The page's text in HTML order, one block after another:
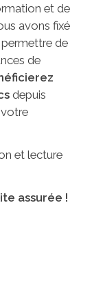
et de
avons fixé
de
de
depuis
et lecture
assurée !